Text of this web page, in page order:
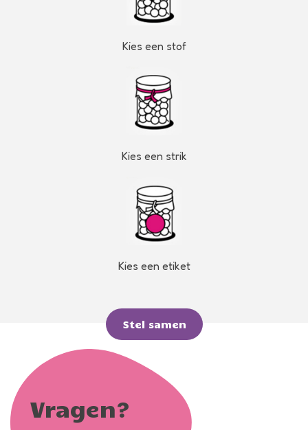
Kies een stof
Kies een strik
Kies een etiket
Stel samen
Vragen?